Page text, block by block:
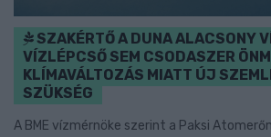
SZAKÉRTŐ A DUNA ALACSONY
VÍZLÉPCSŐ SEM CSODASZER
KLÍMAVÁLTOZÁS MIATT ÚJ
SZÜKSÉG
A BME vízmérnöke szerint a Paksi